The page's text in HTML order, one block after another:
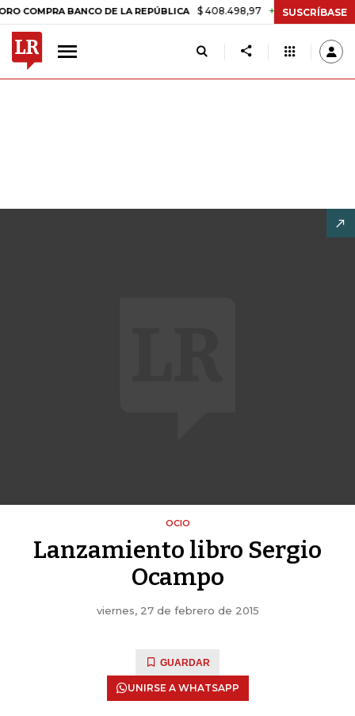
BANCO DE LA REPÚBLICA $ 408.498,97 +$ 8.753,81 +2,19%
SUSCRÍBASE
OCIO
Lanzamiento libro Sergio
Ocampo
viernes, 27 de febrero de 2015
GUARDAR
UNIRSE A WHATSAPP